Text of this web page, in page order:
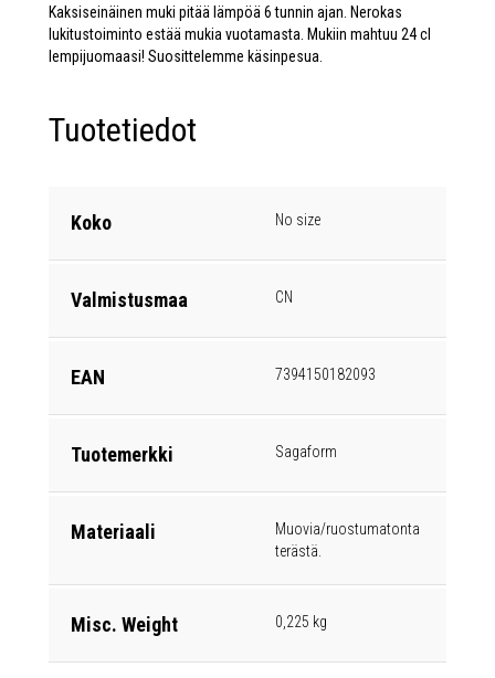
Kaksiseinäinen muki pitää lämpöä 6 tunnin ajan. Nerokas
lukitustoiminto estää mukia vuotamasta. Mukiin mahtuu 24 cl
lempijuomaasi! Suosittelemme käsinpesua.
Tuotetiedot
Koko No size
Valmistusmaa CN
EAN 7394150182093
Tuotemerkki Sagaform
Materiaali
Muovia/ruostumatonta
terästä.
Misc. Weight 0,225 kg